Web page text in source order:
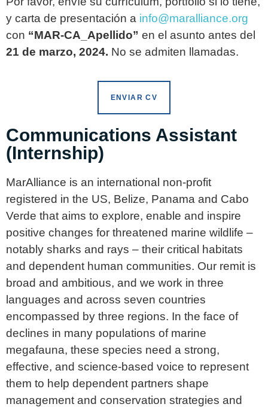
y carta de presentación a info@maralliance.org
con “MAR-CA_Apellido” en el asunto antes del
21 de marzo, 2024. No se admiten llamadas.
ENVIAR CV
Communications Assistant
(Internship)
MarAlliance is an international non-profit
registered in the US, Belize, Panama and Cabo
Verde that aims to explore, enable and inspire
positive changes for threatened marine wildlife –
notably sharks and rays – their critical habitats
and dependent human communities. Our remit is
broad and ambitious, and we work in three
languages and across seven countries
encompassed by three regions. In the face of
declines in many populations of marine
megafauna, these species need a strong,
effective, and science-based voice to represent
them to help dependent partners shape
management and conservation strategies and